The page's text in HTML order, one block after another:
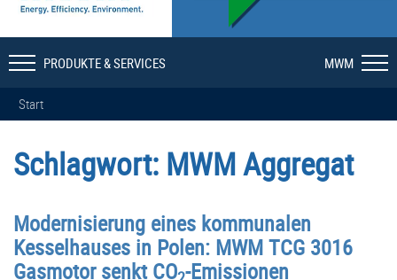
PRODUKTE & SERVICES MWM
Start
Schlagwort: MWM Aggregat
Modernisierung eines kommunalen
Kesselhauses in Polen: MWM TCG 3016
Gasmotor senkt CO -Emissionen